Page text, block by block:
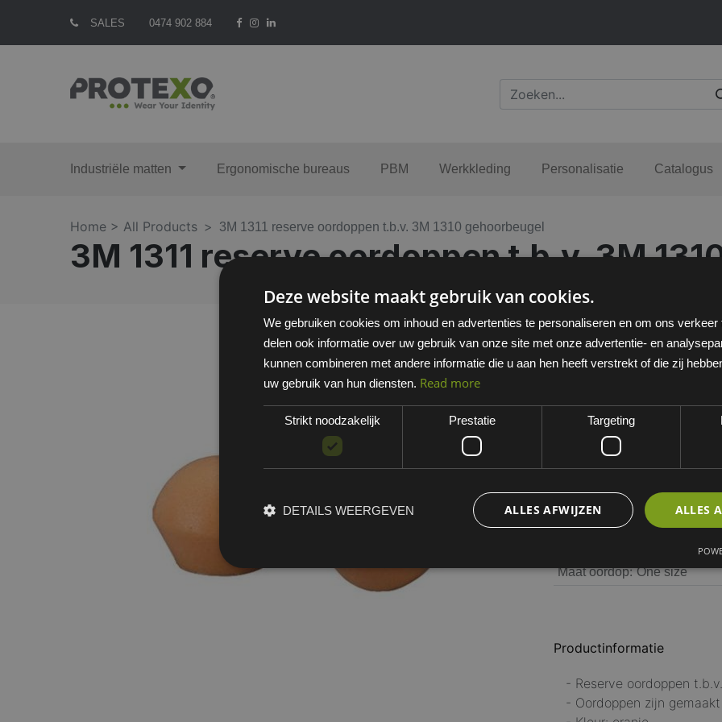
SALES 0474 902 884
Industriële matten Ergonomische bureaus PBM Werkkleding Personalisatie Catalogus
Home > All Products 3M 1311 reserve oordoppen t.b.v. 3M 1310 gehoorbeugel
3M 1311 reserve oordoppen t.b.v. 3M
EAN: 32931100PR
Minimum bestelhoeveelheid:
Dit artikel is niet standaard
Maat oordop:One size
Productinformatie
- Reserve oordoppen
- Oordoppen zijn
Deze website maakt gebruik van cookies.
We gebruiken cookies om inhoud en advertenties te personaliseren en om ons
delen ook informatie over uw gebruik van onze site met onze advertentie- en
kunnen combineren met andere informatie die u aan hen heeft verstrekt of die zij
uw gebruik van hun diensten. Read more
Strikt noodzakelijk Prestatie Targeting
ALLES
ALLES AFWIJZEN
DETAILS WEERGEVEN